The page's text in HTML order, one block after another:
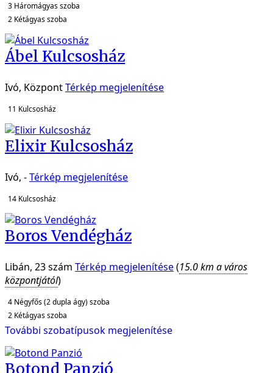
3 Háromágyas szoba
2 Kétágyas szoba
Ábel Kulcsosház
Ivó, KözpontTérkép megjelenítése
11 Kulcsosház
Elixir Kulcsosház
Ivó, -Térkép megjelenítése
14 Kulcsosház
Boros Vendégház
Libán, 23 szám Térkép megjelenítése(15.0 km a város
központjától)
4 Négyfős (2 dupla ágy) szoba
2 Kétágyas szoba
További szobatípusok megjelenítése
Botond Panzió